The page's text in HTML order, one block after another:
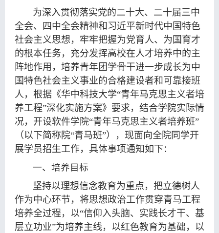
为深入贯彻落实党的二十大、二十届三中
全会、
四中全会精神和习近平新时代中国特色
社会主义思想，牢牢把握为党育人、为国育才
的根本任务，充分发挥高校在人才培养中的主
阵地作用，培养青年团学骨干进一步成长为中
国特色社会主义事业的合格建设者和可靠接班
人，根据《华中科技大学“青年马克思主义者培
养工程”深化实施方案》要求，结合学院实际情
况，开设软件学院“青年马克思主义者培养班”
（以下简称院“青马班”），现面向全院同学开
展学员招生工作，具体事项通知如下：
一、培养目标
坚持以理想信念教育为重点， 把立德树人
作为中心环节， 将思想政治工作贯穿青马工程
培养全过程， 以“信仰入头脑、实践长才干、基
层立功业”为培养主线，以红色教育为基础， 以